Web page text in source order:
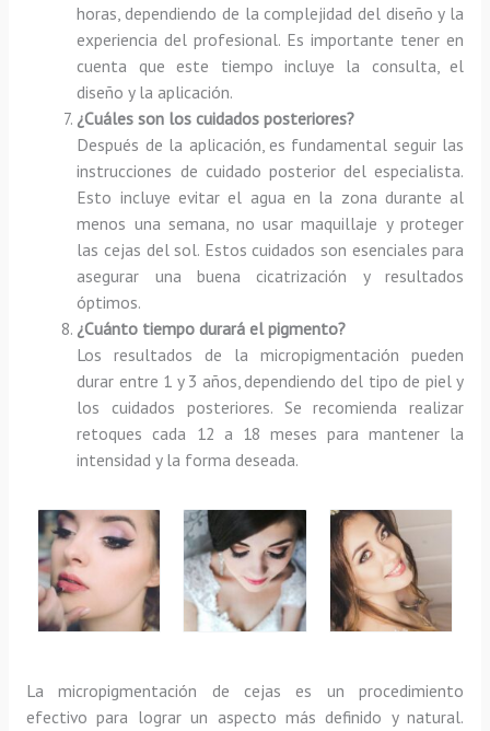
horas, dependiendo de la complejidad del diseño y la
experiencia del profesional. Es importante tener en
cuenta que este tiempo incluye la consulta, el
diseño y la aplicación.
¿Cuáles son los cuidados posteriores?
Después de la aplicación, es fundamental seguir las
instrucciones de cuidado posterior del especialista.
Esto incluye evitar el agua en la zona durante al
menos una semana, no usar maquillaje y proteger
las cejas del sol. Estos cuidados son esenciales para
asegurar una buena cicatrización y resultados
óptimos.
¿Cuánto tiempo durará el pigmento?
Los resultados de la micropigmentación pueden
durar entre 1 y 3 años, dependiendo del tipo de piel y
los cuidados posteriores. Se recomienda realizar
retoques cada 12 a 18 meses para mantener la
intensidad y la forma deseada.
La micropigmentación de cejas es un procedimiento
efectivo para lograr un aspecto más definido y natural.